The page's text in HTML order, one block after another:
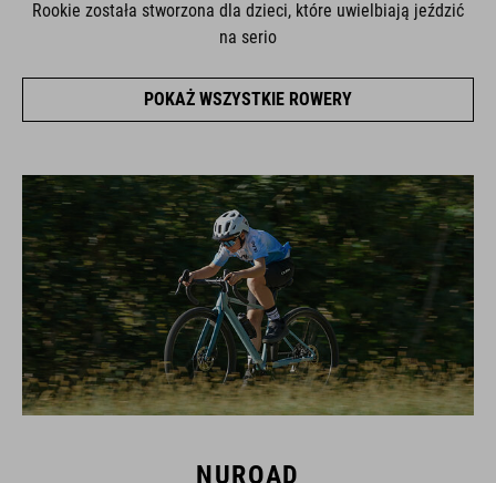
na serio
POKAŻ WSZYSTKIE ROWERY
NUROAD